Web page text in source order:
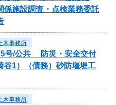
係施設調査・点検業務委託
木事務所
号/公共 防災・安全交付
谷1）（債務）砂防堰堤工
木事務所